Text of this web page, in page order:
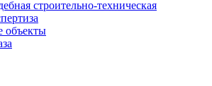
строительно-техническая
объекты